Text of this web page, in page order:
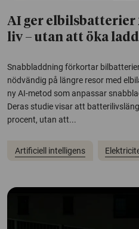
AI ger elbilsbatterier
liv – utan att öka
Snabbladdning förkortar
nödvändig på längre resor med
ny AI-metod som anpassar
Deras studie visar att
procent, utan att...
Artificiell intelligens